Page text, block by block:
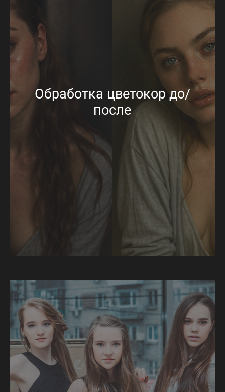
Обработка цветокор до/
после